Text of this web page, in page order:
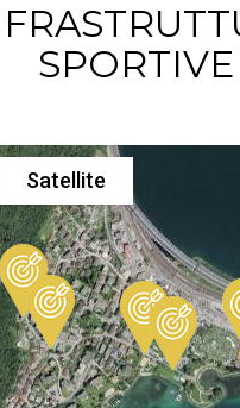
SPORTIVE
Satellite